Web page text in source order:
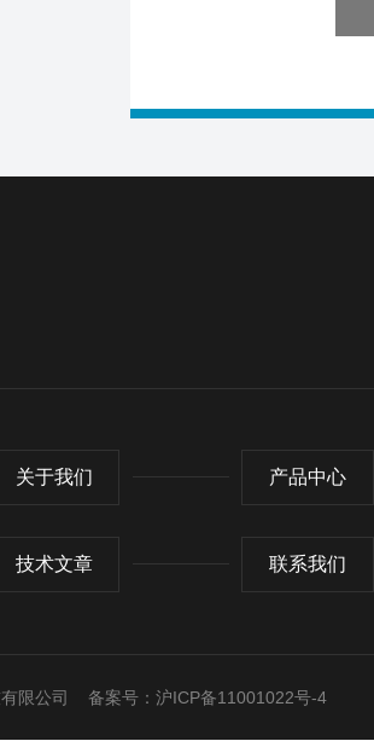
关于我们 产品中心
技术文章 联系我们
限公司 备案号：沪ICP备11001022号-4